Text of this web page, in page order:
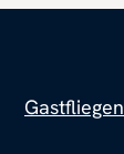
Gastfliegen